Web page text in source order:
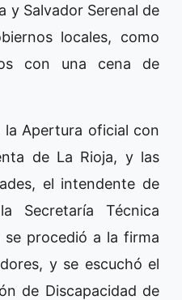
y Salvador Serenal de
locales, como
con una cena de
la Apertura oficial con
de La Rioja, y las
el intendente de
Secretaría Técnica
se procedió a la firma
y se escuchó el
de Discapacidad de